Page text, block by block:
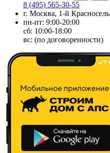
8 (495) 565-30-55
г. Москва, 1-й
пн-пт: 9:00-20:00
сб: 10:00-18:00
вс: (по договоренности)